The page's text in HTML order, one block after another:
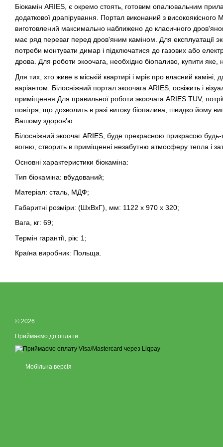
Біокамін ARIES, є окремо стоять, готовим опалювальним
додаткової драпірування. Портал виконаний з
виготовлений максимально наближено до класичного
має ряд переваг перед дров'яним каміном. Для експлуатації
потреби монтувати димар і підключатися до газових або
дрова. Для роботи экоочага, необхідно біопаливо, купити яке,
Для тих, хто живе в міській квартирі і мріє про власний
варіантом. Білосніжний портал экоочага ARIES, освіжить і
приміщення. Для правильної роботи экоочага ARIES TUV,
повітря, що дозволить в разі витоку біопалива, швидко йому
Вашому здоров'ю.
Білосніжний экоочаг ARIES, буде прекрасною прикрасою
вогню, створить в приміщенні незабутню атмосферу тепла і
Основні характеристики біокаміна:
Тип біокаміна: вбудований;
Матеріал: сталь, МДФ;
Габаритні розміри: (ШхВхГ), мм: 1122 x 970 x 320;
Вага, кг: 69;
Термін гарантії, рік: 1;
Країна виробник: Польща.
© 2026
Приймаємо до оплати
Мобільна версія